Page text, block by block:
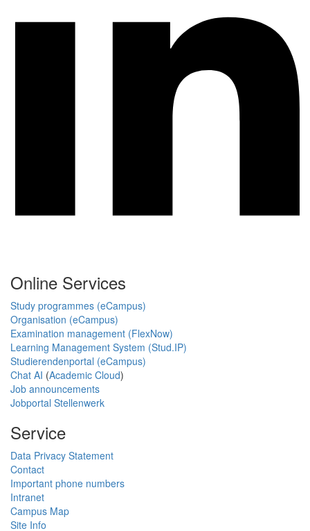
Online Services
Study programmes (eCampus)
Organisation (eCampus)
Examination management (FlexNow)
Learning Management System (Stud.IP)
Studierendenportal (eCampus)
Chat AI (Academic Cloud)
Job announcements
Jobportal Stellenwerk
Service
Data Privacy Statement
Contact
Important phone numbers
Intranet
Campus Map
Site Info